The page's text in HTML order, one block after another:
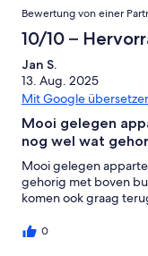
Bewertung von einer
10/10 –
Jan S.
13. Aug. 2025
Mit Google
Mooi gelegen
nog wel wat
Mooi gelegen
gehorig met boven
komen ook graag
0